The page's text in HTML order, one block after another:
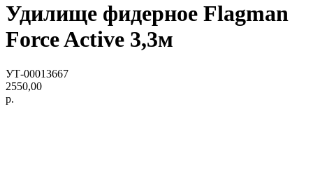
Удилище фидерное Flagman
Force Active 3,3м
УТ-00013667
2550,00
р.